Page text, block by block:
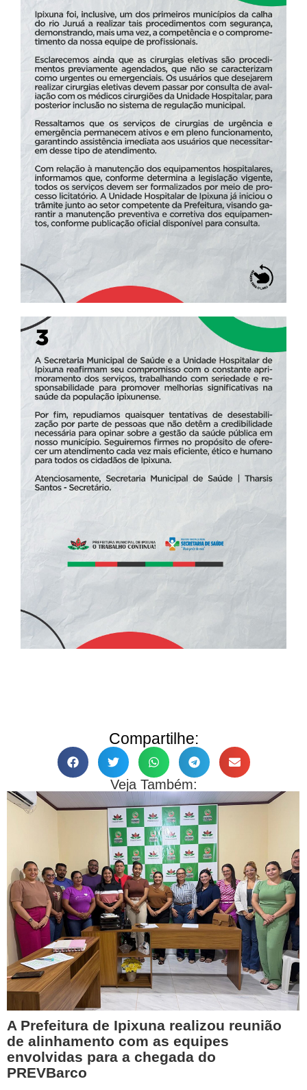
Compartilhe:
Veja Também:
A Prefeitura de Ipixuna realizou reunião
de alinhamento com as equipes
envolvidas para a chegada do
PREVBarco